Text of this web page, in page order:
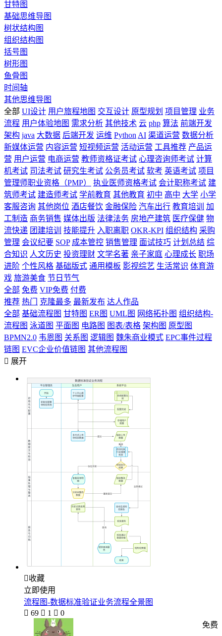
甘特图
基础思维导图
树状结构图
组织结构图
括号图
树形图
鱼骨图
时间轴
其他思维导图
全部 UI设计 用户旅程地图 交互设计 原型规划 项目管理 业务
流程 用户体验地图 需求分析 其他技术 云 php 算法 前端开发
架构 java 大数据 后端开发 运维 Python AI 渠道运营 数据分析
新媒体运营 内容运营 短视频运营 活动运营 工具推荐 产品运
营 用户运营 电商运营 教师资格证考试 心理咨询师考试 计算
机考试 司法考试 研究生考试 公务员考试 软考 英语考试 项目
管理师职业资格（PMP）
执业医师资格考试 会计职称考试 建
筑师考试 建造师考试 学前教育 其他教育 初中 高中 大学 小学
客服咨询 其他岗位 酒店餐饮 金融保险 汽车出行 教育培训
加
工制造 商务销售 媒体出版 法律法务 房地产建筑 医疗保健 物
流快递 团建培训 技能提升 入职离职 OKR-KPI 组织结构 采购
管理 会议纪要 SOP 成本管控 销售管理 面试技巧 计划总结 综
合知识 人文历史 投资理财 文学名著 亲子家庭 心理成长 职场
进阶 个性风格 基础版式 通用模板 影视综艺 生活常识 体育游
戏 旅游美食 节日节气
全部 免费 VIP免费 付费
推荐 热门 克隆最多 最新发布 达人作品
全部 基础流程图 甘特图 ER图 UML图 网络拓扑图 组织结构-
流程图 泳道图 平面图 电路图 图表/表格 架构图 原型图
BPMN2.0 韦恩图 关系图 逻辑图 魏朱商业模式 EPC事件过程
链图 EVC企业价值链图 其他流程图
 展开
收藏
立即使用
流程图-数据标准验证业务流程全景图
 69  1  0
免费